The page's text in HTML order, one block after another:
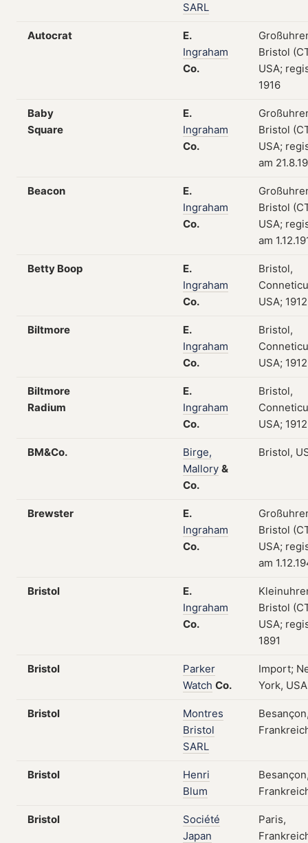
SARL
Autocrat
E.
Ingraham
Co.
Bristol
USA;
1916
Baby
Square
E.
Ingraham
Co.
Bristol
USA;
am
Beacon
E.
Ingraham
Co.
Bristol
USA;
am
Betty Boop
E.
Ingraham
Co.
Bristol,
USA;
Biltmore
E.
Ingraham
Co.
Bristol,
USA;
Biltmore
Radium
E.
Ingraham
Co.
Bristol,
USA;
BM&Co.
Birge,
Mallory &
Co.
Bristol,
Brewster
E.
Ingraham
Co.
Bristol
USA;
am
Bristol
E.
Ingraham
Co.
Bristol
USA;
1891
Bristol
Parker
Watch Co.
Import;
York, USA
Bristol
Montres
Bristol
SARL
Bristol
Henri
Blum
Bristol
Société
Japan
Paris,